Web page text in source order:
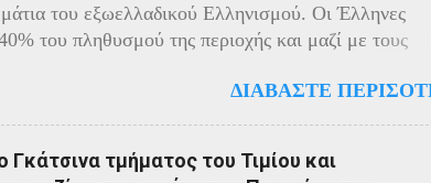
του εξωελλαδικού Ελληνισμού. Οι Έλληνες
του πληθυσμού της περιοχής και μαζί με τους
στη διάρκεια του πολέμου την ίδια τύχη με τον
οικογένειες των φυγοστράτων. Χαρακτηριστική εδώ
ΔΙΑΒΆΣΤΕ
τμήματος του Τιμίου και